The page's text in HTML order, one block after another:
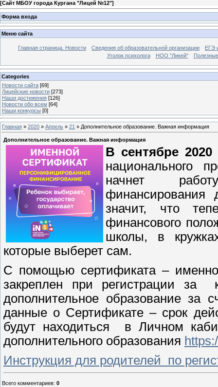
[Сайт МБОУ города Кургана "Лицей №12"]
Форма входа
Меню сайта
Главная страница. Новости Сведения об образовательной организации
ЕГЭ
Уголок психолога
НОО "Ликей"
Categories
Новости сайта [69]
Лицейские новости [273]
Наши достижения [126]
Новости обо всем [64]
Наши конкурсы [0]
Главная » 2020 » Апрель » 21 » Дополнительное образование. Важная информация
Дополнительное образование. Важная информация
В сентябре 2020
национального
начнет
финансирования
значит, что
финансового
школы, в
которые выберет сам.
С помощью сертификата –
закреплен при регистрации за
дополнительное образование за
данные о Сертификате – срок
будут находиться в Личном
дополнительного образования
Инструкция для родителей по
Всего комментариев: 0